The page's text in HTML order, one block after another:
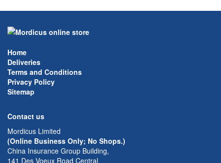
Home
Deliveries
Terms and Conditions
Privacy Policy
Sitemap
Contact us
Mordicus Limited
(Online Business Only; No Shops.)
China Insurance Group Building,
141 Des Voeux Road Central